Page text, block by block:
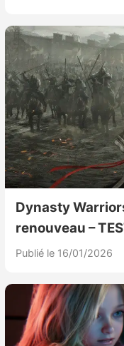
Dynasty
renouveau –
Publié le 16/01/2026